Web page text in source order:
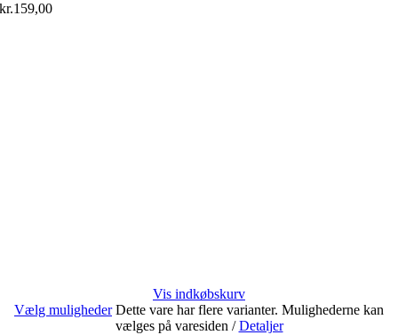
kr.159,00
Vis indkøbskurv
Vælg muligheder Dette vare har flere varianter. Mulighederne kan
vælges på varesiden / Detaljer